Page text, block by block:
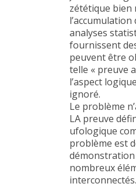
zététique bien
analyses
fournissent
peuvent être
telle « preuve
l’aspect
ignoré.
Le problème
LA preuve
ufologique
problème est
démonstration
nombreux
interconnectés.